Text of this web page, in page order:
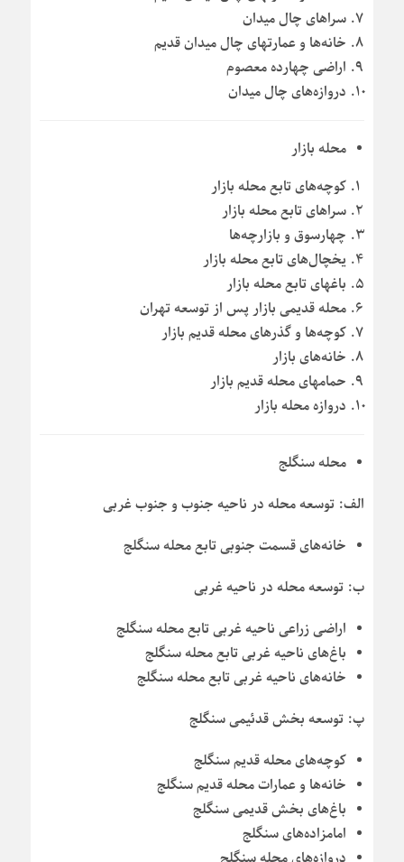
سراهای چال میدان
خانه‌ها و عمارتهای چال میدان قدیم
اراضی چهارده معصوم
دروازه‌های چال میدان
محله بازار
کوچه‌های تابع محله بازار
سراهای تابع محله بازار
چهارسوق و بازارچه‌ها
یخچال‌های تابع محله بازار
باغهای تابع محله بازار
محله قدیمی بازار پس از توسعه تهران
کوچه‌ها و گذرهای محله قدیم بازار
خانه‌های بازار
حمامهای محله قدیم بازار
دروازه محله بازار
محله سنگلج
الف: توسعه محله در ناحیه جنوب و جنوب غربی
خانه‌های قسمت جنوبی تابع محله سنگلج
ب: توسعه محله در ناحیه غربی
اراضی زراعی ناحیه غربی تابع محله سنگلج
باغ‌های ناحیه غربی تابع محله سنگلج
خانه‌های ناحیه غربی تابع محله سنگلج
پ: توسعه بخش قدئیمی سنگلج
کوچه‌های محله قدیم سنگلج
خانه‌ها و عمارات محله قدیم سنگلج
باغ‌های بخش قدیمی سنگلج
امامزاده‌های سنگلج